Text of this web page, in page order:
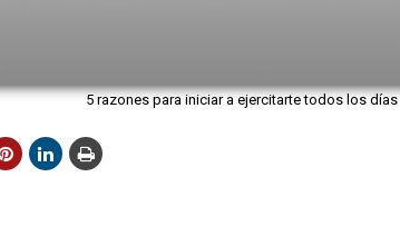
5 razones para iniciar a ejercitarte todos los días